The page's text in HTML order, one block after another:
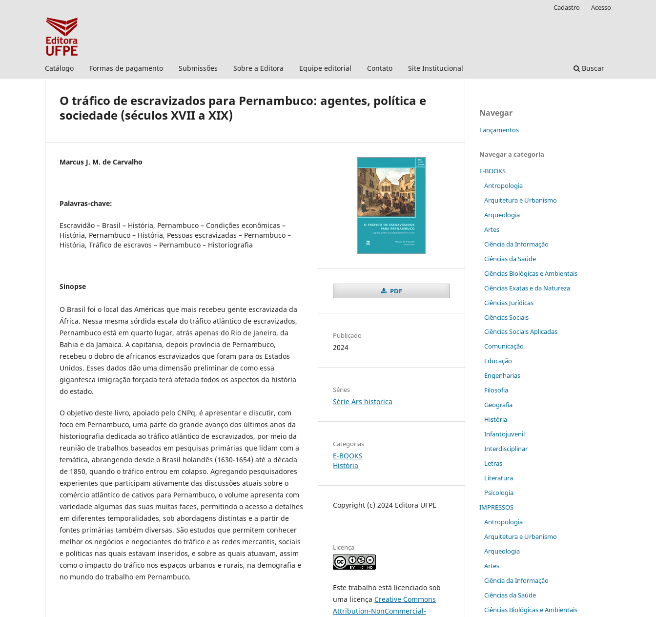
Catálogo Formas de pagamento Submissões Sobre a Editora Equipe editorial Contato Site Institucional Buscar
Cadastro Acesso
O tráfico de escravizados para Pernambuco: agentes, política e
sociedade (séculos XVII a XIX)
Marcus J. M. de Carvalho
Palavras-chave:
Escravidão – Brasil – História, Pernambuco – Condições econômicas –
História, Pernambuco – História, Pessoas escravizadas – Pernambuco –
História, Tráfico de escravos – Pernambuco – Historiografia
Sinopse
O Brasil foi o local das Américas que mais recebeu gente escravizada da
África. Nessa mesma sórdida escala do tráfico atlântico de escravizados,
Pernambuco está em quarto lugar, atrás apenas do Rio de Janeiro, da
Bahia e da Jamaica. A capitania, depois província de Pernambuco,
recebeu o dobro de africanos escravizados que foram para os Estados
Unidos. Esses dados dão uma dimensão preliminar de como essa
gigantesca imigração forçada terá afetado todos os aspectos da história
do estado.
O objetivo deste livro, apoiado pelo CNPq, é apresentar e discutir, com
foco em Pernambuco, uma parte do grande avanço dos últimos anos da
historiografia dedicada ao tráfico atlântico de escravizados, por meio da
reunião de trabalhos baseados em pesquisas primárias que lidam com a
temática, abrangendo desde o Brasil holandês (1630-1654) até a década
de 1850, quando o tráfico entrou em colapso. Agregando pesquisadores
experientes que participam ativamente das discussões atuais sobre o
comércio atlântico de cativos para Pernambuco, o volume apresenta com
variedade algumas das suas muitas faces, permitindo o acesso a detalhes
em diferentes temporalidades, sob abordagens distintas e a partir de
fontes primárias também diversas. São estudos que permitem conhecer
melhor os negócios e negociantes do tráfico e as redes mercantis, sociais
e políticas nas quais estavam inseridos, e sobre as quais atuavam, assim
como o impacto do tráfico nos espaços urbanos e rurais, na demografia e
no mundo do trabalho em Pernambuco.
PDF
Publicado
2024
Séries
Série Ars historica
Categorias
E-BOOKS
História
Copyright (c) 2024 Editora UFPE
Licença
Este trabalho está licenciado sob
uma licença Creative Commons
Attribution-NonCommercial-
Navegar
Lançamentos
Navegar a categoria
E-BOOKS
Antropologia
Arquitetura e Urbanismo
Arqueologia
Artes
Ciência da Informação
Ciências da Saúde
Ciências Biológicas e Ambientais
Ciências Exatas e da Natureza
Ciências Jurídicas
Ciências Sociais
Ciências Sociais Aplicadas
Comunicação
Educação
Engenharias
Filosofia
Geografia
História
Infantojuvenil
Interdisciplinar
Letras
Literatura
Psicologia
IMPRESSOS
Antropologia
Arquitetura e Urbanismo
Arqueologia
Artes
Ciência da Informação
Ciências da Saúde
Ciências Biológicas e Ambientais